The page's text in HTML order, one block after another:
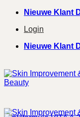
inhoud
Nieuwe Klant
Login
Nieuwe Klant